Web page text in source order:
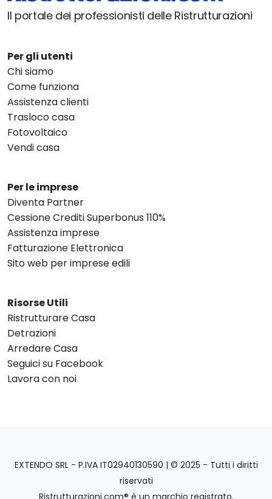
Il portale dei professionisti delle Ristrutturazioni
Per gli utenti
Chi siamo
Come funziona
Assistenza clienti
Trasloco casa
Fotovoltaico
Vendi casa
Per le imprese
Diventa Partner
Cessione Crediti Superbonus 110%
Assistenza imprese
Fatturazione Elettronica
Sito web per imprese edili
Risorse Utili
Ristrutturare Casa
Detrazioni
Arredare Casa
Seguici su Facebook
Lavora con noi
EXTENDO SRL - P.IVA IT02940130590 | © 2025 - Tutti i diritti
riservati
Ristrutturazioni.com® è un marchio registrato.